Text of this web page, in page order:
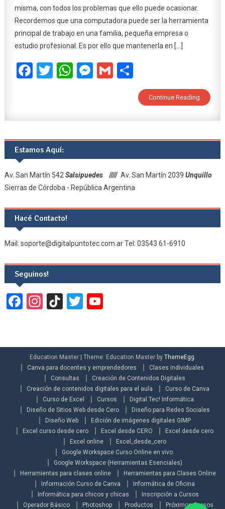
misma, con todos los problemas que ello puede ocasionar.
Recordemos que una computadora puede ser la herramienta
principal de trabajo en una familia, pequeña empresa o
estudio profesional. Es por ello que mantenerla en […]
Facebook
Twitter
WhatsApp
Messenger
GmailShare
Continue Reading
Estamos Aquí:
Av. San Martín 542 Salsipuedes ///// Av. San Martín 2039 Unquillo
Sierras de Córdoba - República Argentina
Hacé Contacto!
Mail: soporte@digitalpuntotec.com.ar Tel: 03543 61-6910
Seguinos!
Facebook
Instagram
TikTokTwitterYouTube
Education Master | Theme: Education Master by ThemeEgg
Canva para docentes y emprendedores
Clases individuales
Consultas
Creación de Contenidos Digitales
Creación de contenidos digitales para el aula
Curso de Canva
Curso de Excel
Cursos
Digital.Tec! Informática
Diseño de Sitios Web desde Cero
Diseño para Redes Sociales
Diseño Web
Edición de imágenes digitales GIMP
Excel curso desde cero
Excel desde CERO
Excel desde cero
Excel online
Excel_desde_cero
Google Workspace Curso Online en vivo.
Google Workspace (Herramientas Esenciales)
Herramientas para clases online
Herramientas para Clases Online
Información Curso de Canva
Informática de Oficina
Informática para chicos y chicas
Inscripción a Cursos
Operador Básico
Photoshop Productos Próximos Cursos